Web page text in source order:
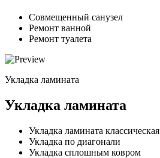
Совмещенный санузел
Ремонт ванной
Ремонт туалета
Укладка ламината
Укладка ламината
Укладка ламината классическая
Укладка по диагонали
Укладка сплошным ковром